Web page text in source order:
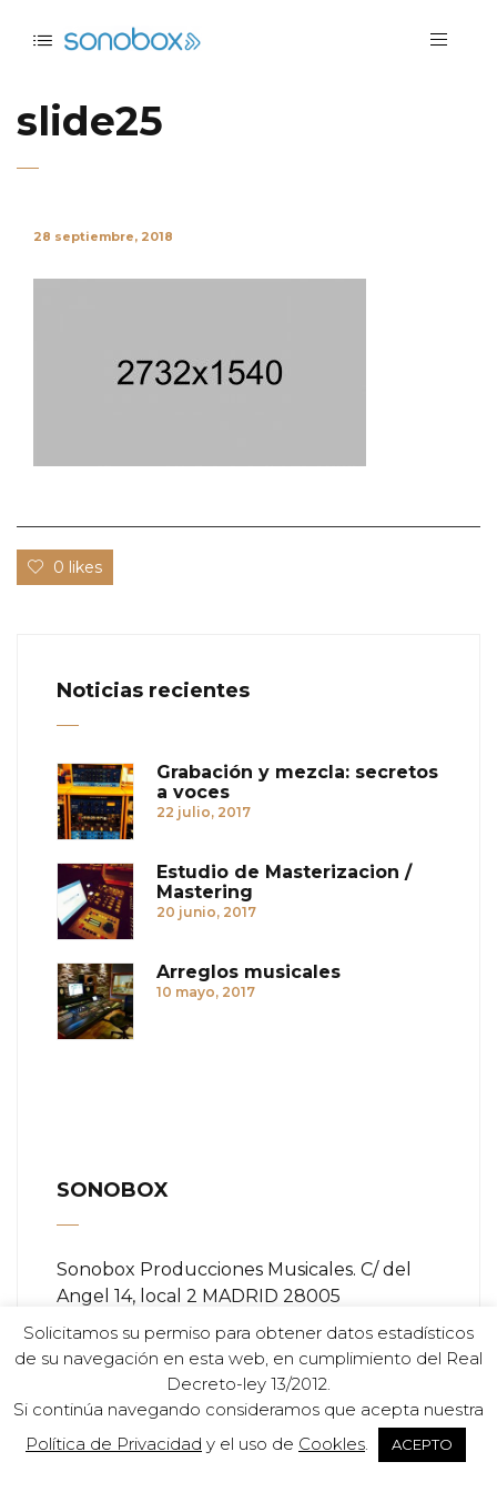
slide25
28 septiembre, 2018
0 likes
Noticias recientes
Grabación y mezcla: secretos
a voces
22 julio, 2017
Estudio de Masterizacion /
Mastering
20 junio, 2017
Arreglos musicales
10 mayo, 2017
SONOBOX
Sonobox Producciones Musicales. C/ del
Angel 14, local 2 MADRID 28005
Teléfono:+ (34) 91 366 84 11
Email: info@sonobox.es
Solicitamos su permiso para obtener datos estadísticos
de su navegación en esta web, en cumplimiento del Real
Decreto-ley 13/2012.
Si continúa navegando consideramos que acepta nuestra
Política de Privacidad y el uso de Cookles. ACEPTO